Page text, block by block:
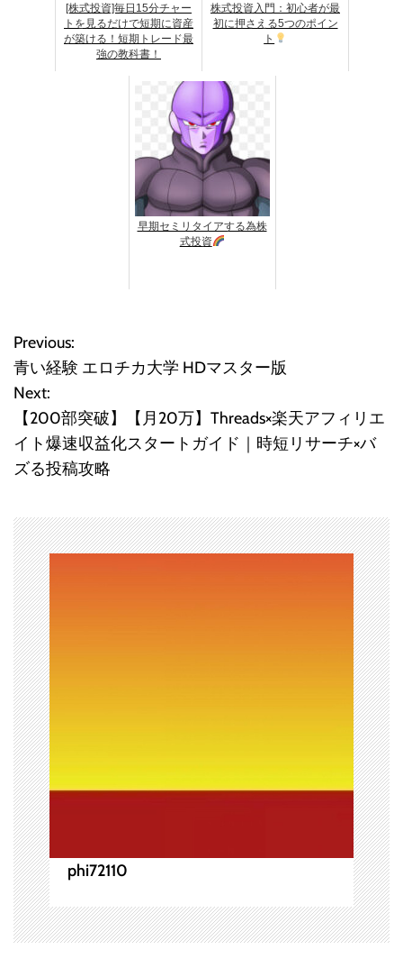
[株式投資]毎日15分チャー
トを見るだけで短期に資産
が築ける！短期トレード最
強の教科書！
株式投資入門：初心者が最
初に押さえる5つのポイン
ト
早期セミリタイアする為株
式投資
投
稿
ナ
ビ
ー
シ
ョ
ン
Previous:
青い経験 エロチカ大学 HDマスター版
Next:
【200部突破】【月20万】Threads×楽天アフィリエ
イト爆速収益化スタートガイド｜時短リサーチ×バ
ズる投稿攻略
phi72110